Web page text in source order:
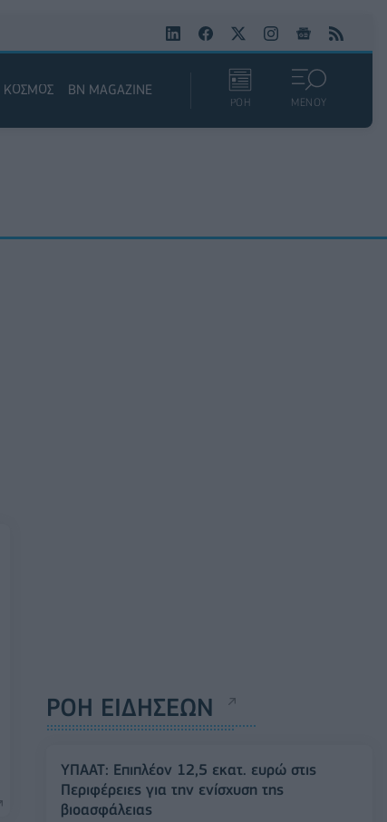
ΚΟΣΜΟΣ BN MAGAZINE
ΡΟΗ ΜΕΝΟΥ
ΡΟΗ ΕΙΔΗΣΕΩΝ
ΥΠΑΑΤ: Επιπλέον 12,5 εκατ. ευρώ στις
Περιφέρειες για την ενίσχυση της
βιοασφάλειας